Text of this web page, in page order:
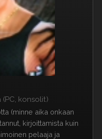
konsolit)
(minne aika onkaan
kirjoittamista kuin
pelaaja ja